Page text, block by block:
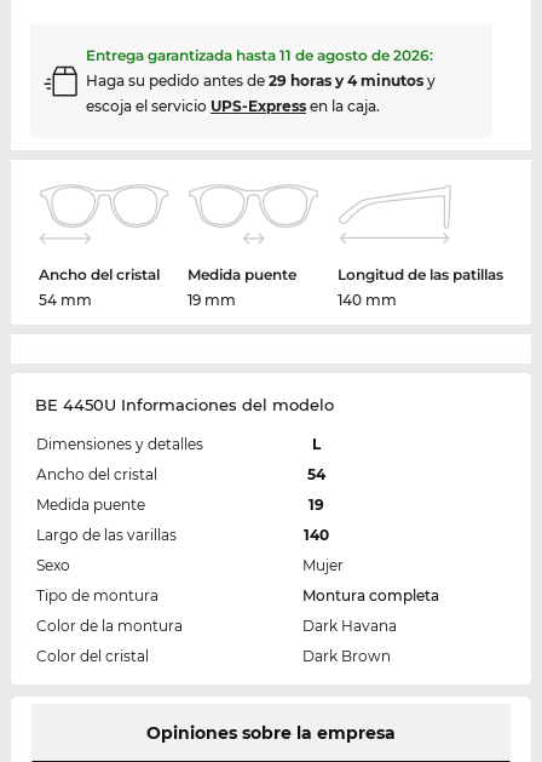
Entrega garantizada hasta 11 de agosto de 2026:
Haga su pedido antes de 29 horas y 4 minutosy
escoja el servicio UPS-Expressen la caja.
Ancho del cristal
54 mm
Medida puente
19 mm
Longitud de las patillas
140 mm
BE 4450U Informaciones del modelo
Dimensiones y detalles
L
Ancho del cristal
54
Medida puente
19
Largo de las varillas
140
Sexo
Mujer
Tipo de montura
Montura completa
Color de la montura
Dark Havana
Color del cristal
Dark Brown
Opiniones sobre la empresa